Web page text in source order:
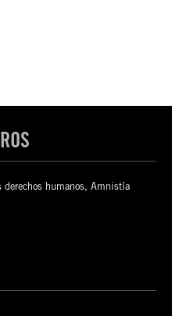
humanos, Amnistía